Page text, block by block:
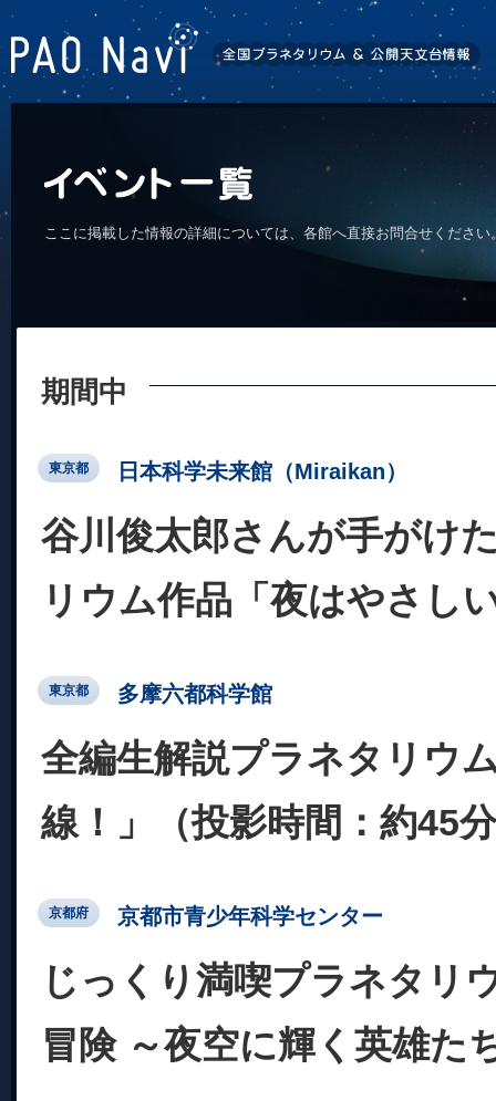
ここに掲載した情報の詳細については、各館へ直接お問合せくださ
期間中
東京都 日本科学未来館（Miraikan）
谷川俊太郎さんが手がけ
リウム作品「夜はやさし
東京都 多摩六都科学館
全編生解説プラネタリウ
線！」（投影時間：約45
京都府 京都市青少年科学センター
じっくり満喫プラネタリ
冒険 ～夜空に輝く英雄た